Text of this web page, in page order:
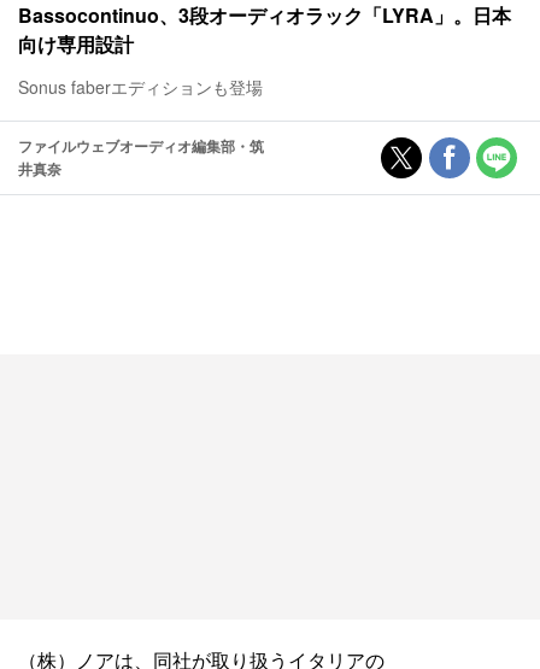
Bassocontinuo、3段オーディオラック「LYRA」。日本
向け専用設計
Sonus faberエディションも登場
ファイルウェブオーディオ編集部・筑
井真奈
（株）ノアは、同社が取り扱うイタリアの